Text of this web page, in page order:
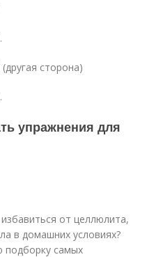
сторона)
упражнения для
от целлюлита,
в домашних условиях?
подборку самых